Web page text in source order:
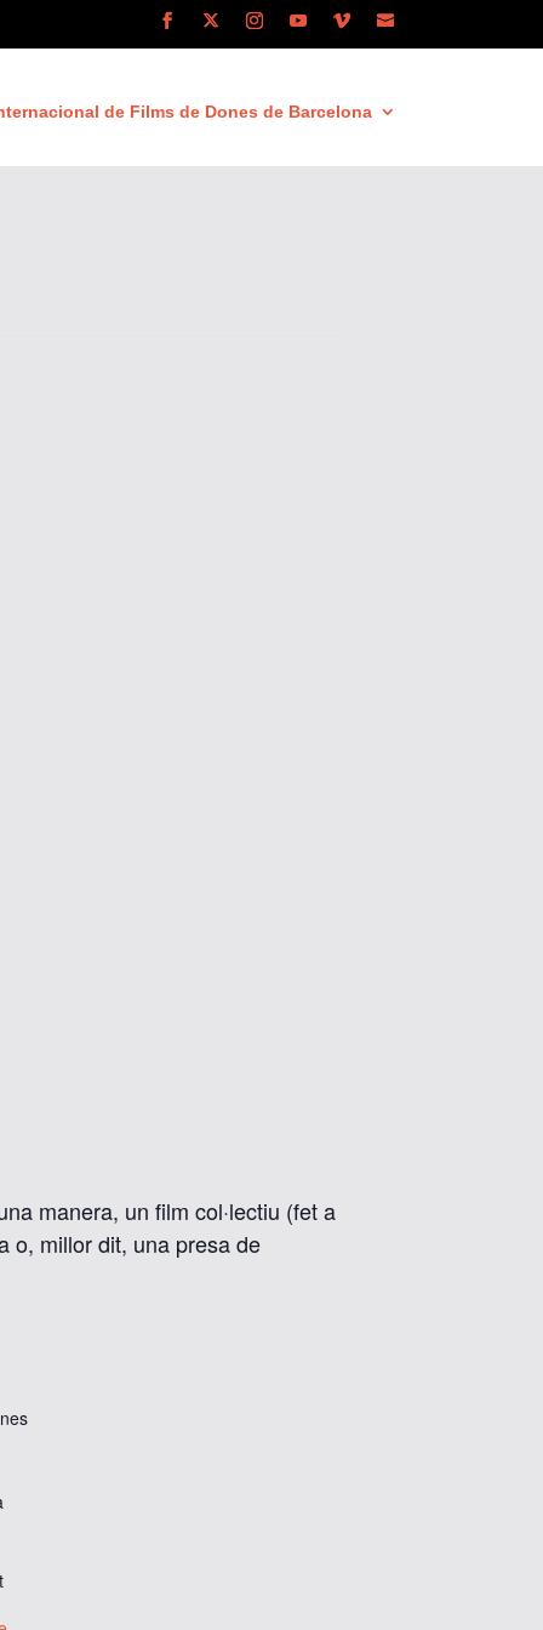
de Films de Dones de Barcelona
manera, un film col·lectiu (fet a
o, millor dit, una presa de